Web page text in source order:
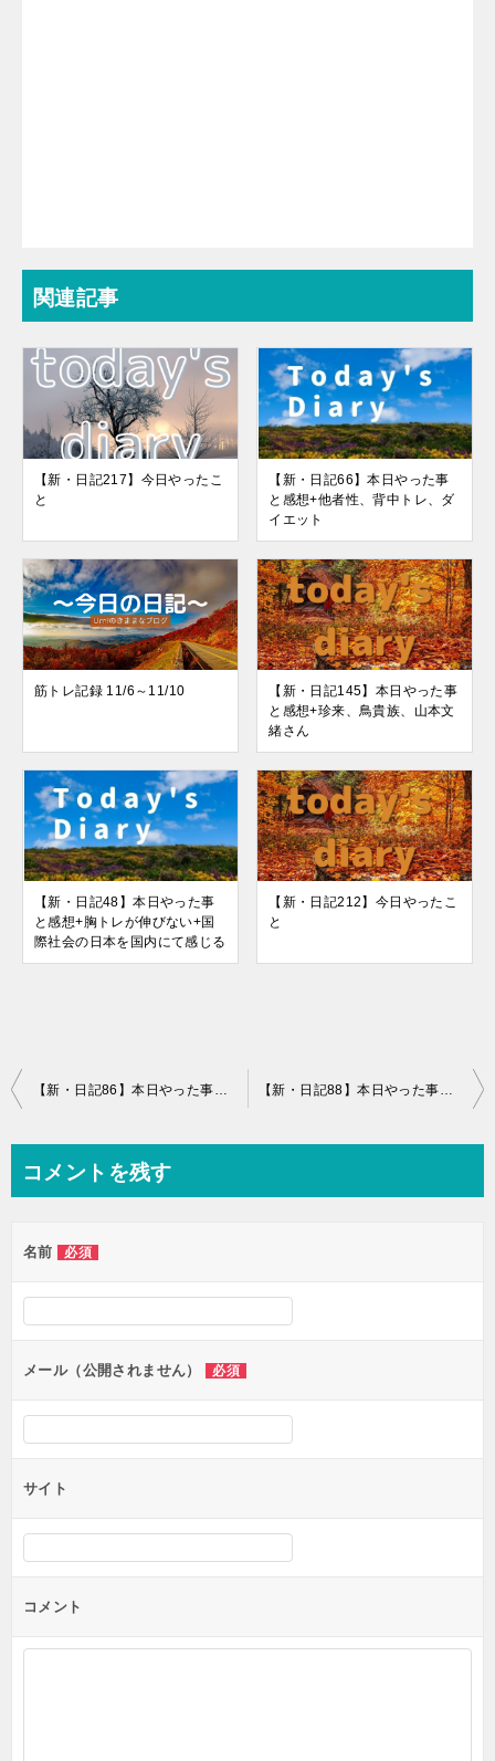
関連記事
【新・日記217】今日やったこ
と
【新・日記66】本日やった事
と感想+他者性、背中トレ、ダ
イエット
筋トレ記録 11/6～11/10
【新・日記145】本日やった事
と感想+珍来、鳥貴族、山本文
緒さん
【新・日記48】本日やった事
と感想+胸トレが伸びない+国
際社会の日本を国内にて感じる
【新・日記212】今日やったこ
と
投
ビ
ー
シ
ン
【新・日記86】本日やった事と感想+フィルター掃除、筋トレのメニューにて 【新・日記88】本日やった事と感想+映画ジャングルクルーズを観たよ
コメントを残す
名前 必須
メール（公開されません） 必須
サイト
コメント